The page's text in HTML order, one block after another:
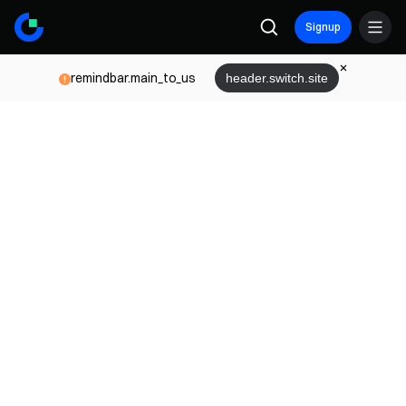
Signup
remindbar.main_to_us header.switch.site